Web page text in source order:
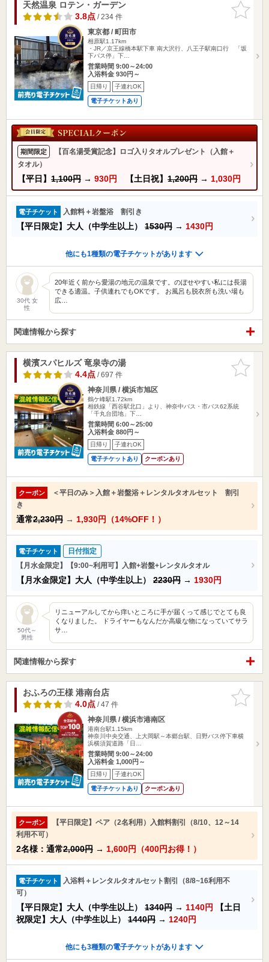
お気に入
りに追加
天然温泉 ロテン・ガーデン
3.8点/ 234 件
東京都 / 町田市
相原駅1.17km
・JR／京王線橋本駅下車 南大沢行、八王子駅南口行 「坂
下バス停」下…
営業時間 9:00～24:00
入浴料金 930円～
日帰り 子連れOK
電子チケットあり
期間限定
【百名湯受賞記念】ロゴ入りタオルプレゼント（入館＋
タオル）
【平日】 1,100円 → 930円 【土日祝】 1,200円 → 1,030円
電子チケット 入館料＋岩盤浴 割引き
【平日限定】大人（中学生以上） 1530円 → 1430円
他にも1種類の電子チケットがあります
30代 女
性
20年近く前から愛湯の地元の温泉です。のぼせやすい私には長湯
できる適温。子供連れでもOKです。 お風呂も脱衣所も洗い場も
広…
関連情報から探す
お気に入
りに追加
横濱スパヒルズ 竜泉寺の湯
4.4点/ 697 件
神奈川県 / 横浜市旭区
鶴ケ峰駅1.72km
相鉄線「西谷駅北口」より、神奈中バス・市バス62系統
「千丸台団地」下…
営業時間 6:00～25:00
入浴料金 880円～
日帰り 子連れOK
電子チケットあり クーポンあり
クーポン
＜平日のみ＞入館＋岩盤浴＋レンタルタオルセット 割引
き
通常2,230円 → 1,930円（14%OFF！）
電子チケット
日付指定
【月水金限定】【9:00~利用可】入館+岩盤+レンタルタオル
【月水金限定】大人（中学生以上） 2230円 → 1930円
50代～
男性
リニューアルしてから痒いところに手が届くって感じでとても良
くなりました。 ドライヤーもなんだか高級な物になっていてサラ
サ…
関連情報から探す
お気に入
りに追加
おふろの王様 港南台店
4.0点/ 47 件
神奈川県 / 横浜市港南区
港南台駅1.15km
神奈川中央交通、上大岡駅～本郷台駅、日野バス停下車横
浜横須賀道路「日…
営業時間 9:00～24:00
入浴料金 1,000円～
日帰り 子連れOK
電子チケットあり クーポンあり
クーポン
【平日限定】ペア（2名利用）入館料割引（8/10、12～14
利用不可）
2名様：通常2,000円 → 1,600円（400円お得！）
電子チケット
入浴料＋レンタルタオルセット割引（8/8~16利用不
可）
【平日限定】大人（中学生以上） 1340円 → 1140円
【土日
祝限定】大人（中学生以上） 1440円 → 1240円
他にも3種類の電子チケットがあります